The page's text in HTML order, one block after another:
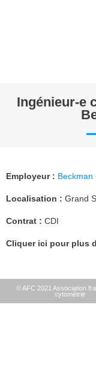
Ingénieur-e
Employeur : Beckman
Localisation : Grand
Contrat : CDI
Cliquer ici pour plus
© AFC 2021 Association
cytométrie